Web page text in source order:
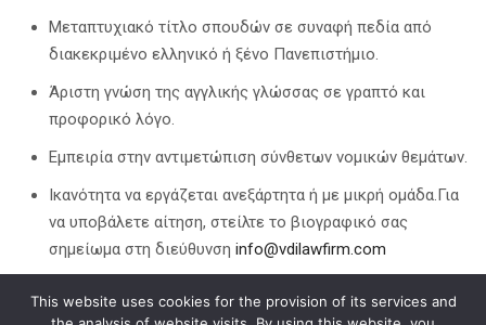
Μεταπτυχιακό τίτλο σπουδών σε συναφή πεδία από
διακεκριμένο ελληνικό ή ξένο Πανεπιστήμιο.
Άριστη γνώση της αγγλικής γλώσσας σε γραπτό και
προφορικό λόγο.
Εμπειρία στην αντιμετώπιση σύνθετων νομικών θεμάτων.
Ικανότητα να εργάζεται ανεξάρτητα ή με μικρή ομάδα.Για
να υποβάλετε αίτηση, στείλτε το βιογραφικό σας
σημείωμα στη διεύθυνση info@vdilawfirm.com
Κοινοποίηση σε
This website uses cookies for the provision of its services and